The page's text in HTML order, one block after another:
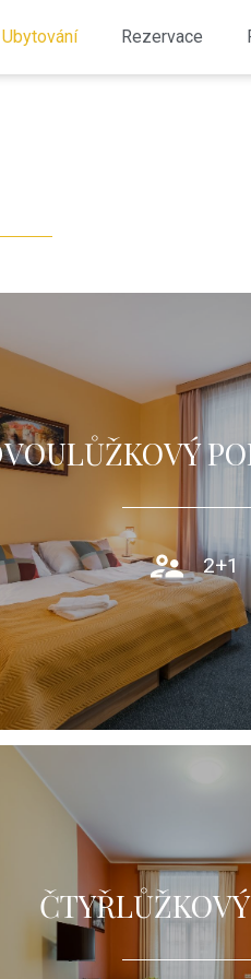
Ubytování Rezervace
2+1
manželskou postelí a možností
pokoj s oddělenými, vybavený